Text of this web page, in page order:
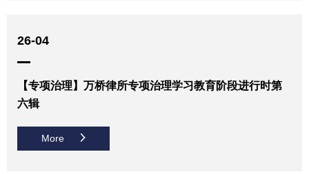
26-04
【专项治理】万桥律所专项治理学习教育阶段进行时第
六辑
More